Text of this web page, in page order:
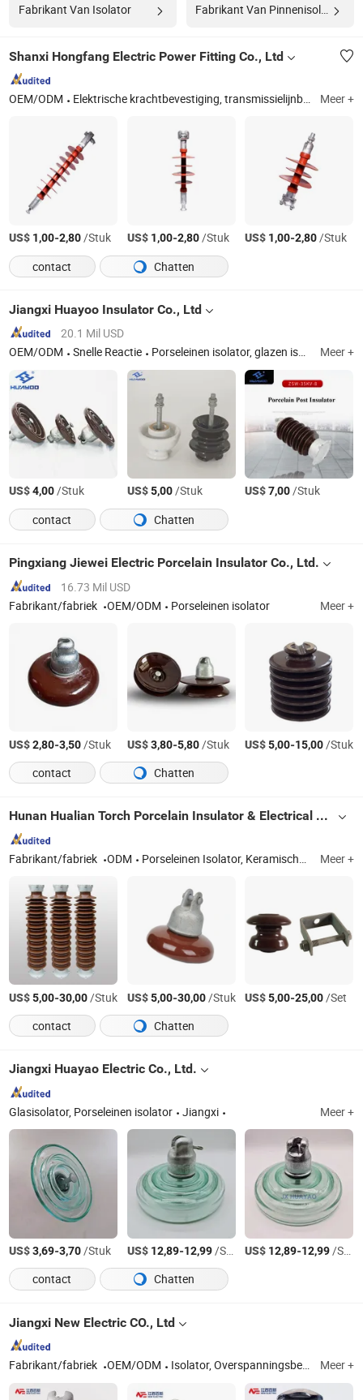
Fabrikant Van Isolator Fabrikant Van Pinnenisolator
Shanxi Hongfang Electric Power Fitting Co., Ltd
OEM/ODM Elektrische krachtbevestiging, transmissielijnbevestiging, paallijnaccessoire, isolatorkap, bovengrondse stroomtransmissie Meer +
US$ 1,00-2,80/Stuk US$ 1,00-2,80/Stuk US$ 1,00-2,80/Stuk
contact
Chatten
Jiangxi Huayoo Insulator Co., Ltd
20.1 Mil USD
OEM/ODM
Snelle Reactie Porseleinen isolator, glazen isolator, hangisolator, pinisolator, paalisolator, shukle isolator, spoelisolator Meer +
US$4,00/Stuk US$5,00/Stuk US$7,00/Stuk
contact
Chatten
Pingxiang Jiewei Electric Porcelain Insulator Co., Ltd.
16.73 Mil USD
Fabrikant/fabriek
OEM/ODM Porseleinen isolator Meer +
US$2,80-3,50/Stuk US$3,80-5,80/Stuk US$5,00-15,00/Stuk
contact
Chatten
Hunan Hualian Torch Porcelain Insulator & Electrical Apparatus Co., Ltd.
Fabrikant/fabriek ODM Porseleinen Isolator, Keramische Isolator Meer +
US$5,00-30,00/Stuk US$5,00-30,00/Stuk US$5,00-25,00/Set
contact
Chatten
Jiangxi Huayao Electric Co., Ltd.
Glasisolator, Porseleinen isolator Jiangxi Meer +
US$3,69-3,70/Stuk US$ 12,89-12,99/Stuk US$ 12,89-12,99/Stuk
contact
Chatten
Jiangxi New Electric CO., Ltd
Fabrikant/fabriek OEM/ODM Isolator, Overspanningsbeveiliging Meer +